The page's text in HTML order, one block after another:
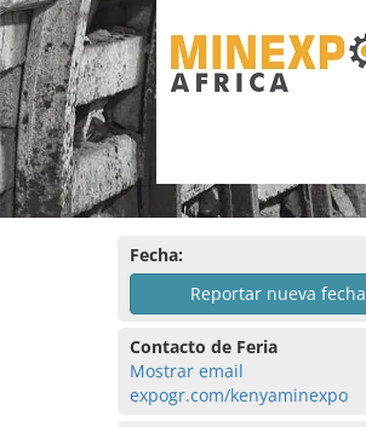
Fecha:
Reportar nueva fecha
Contacto de Feria
Mostrar email
expogr.com/kenyaminexpo